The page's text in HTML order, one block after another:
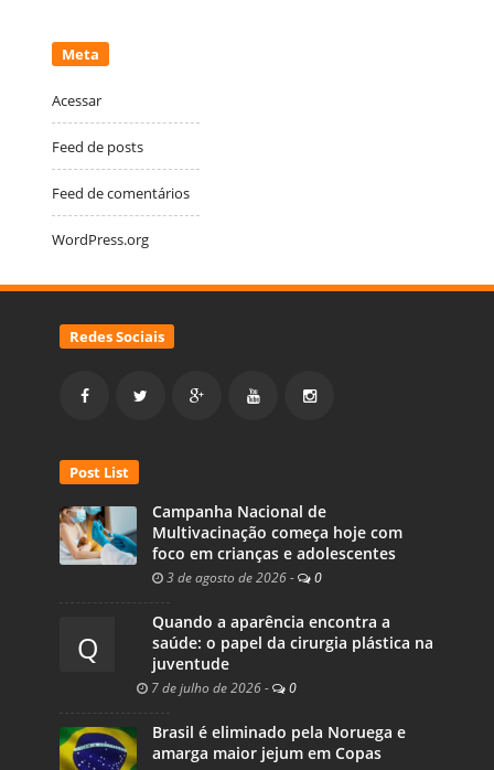
Meta
Acessar
Feed de posts
Feed de comentários
WordPress.org
Redes Sociais
Post List
Campanha Nacional de
Multivacinação começa hoje com
foco em crianças e adolescentes
3 de agosto de 2026 - 0
Q
Quando a aparência encontra a
saúde: o papel da cirurgia plástica na
juventude
7 de julho de 2026 - 0
Brasil é eliminado pela Noruega e
amarga maior jejum em Copas